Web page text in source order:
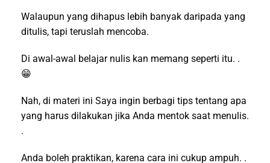
Walaupun yang dihapus lebih banyak daripada yang
ditulis, tapi teruslah mencoba.
Di awal-awal belajar nulis kan memang seperti itu. .
😁
Nah, di materi ini Saya ingin berbagi tips tentang apa
yang harus dilakukan jika Anda mentok saat menulis.
.
Anda boleh praktikan, karena cara ini cukup ampuh. .